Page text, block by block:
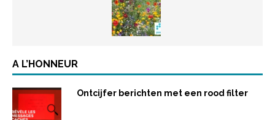
A L’HONNEUR
Ontcijfer berichten met een rood filter